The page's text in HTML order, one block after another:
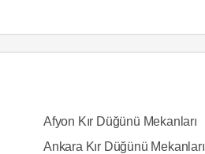
Afyon Kır Düğünü Mekanları
Ankara Kır Düğünü Mekanları